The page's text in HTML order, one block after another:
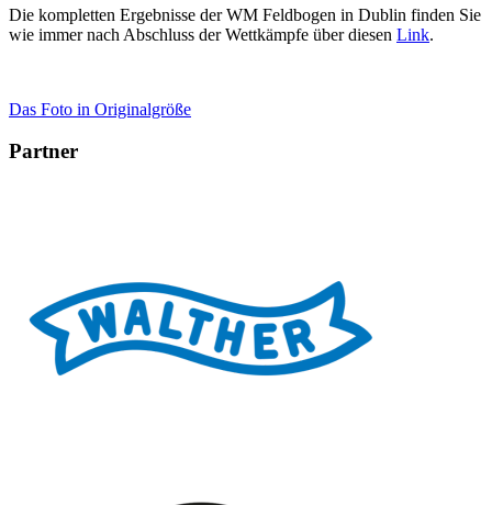
Die kompletten Ergebnisse der WM Feldbogen in Dublin finden Sie
wie immer nach Abschluss der Wettkämpfe über diesen Link.
Das Foto in Originalgröße
Partner